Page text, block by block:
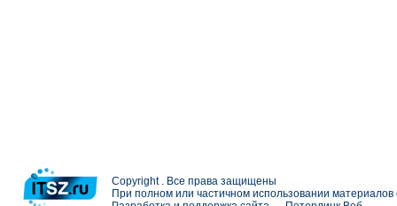
Copyright . Все права защищены
При полном или частичном использовании